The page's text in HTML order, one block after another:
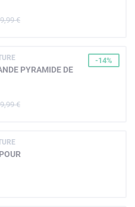
€
PYRAMIDE DE
€
-14%